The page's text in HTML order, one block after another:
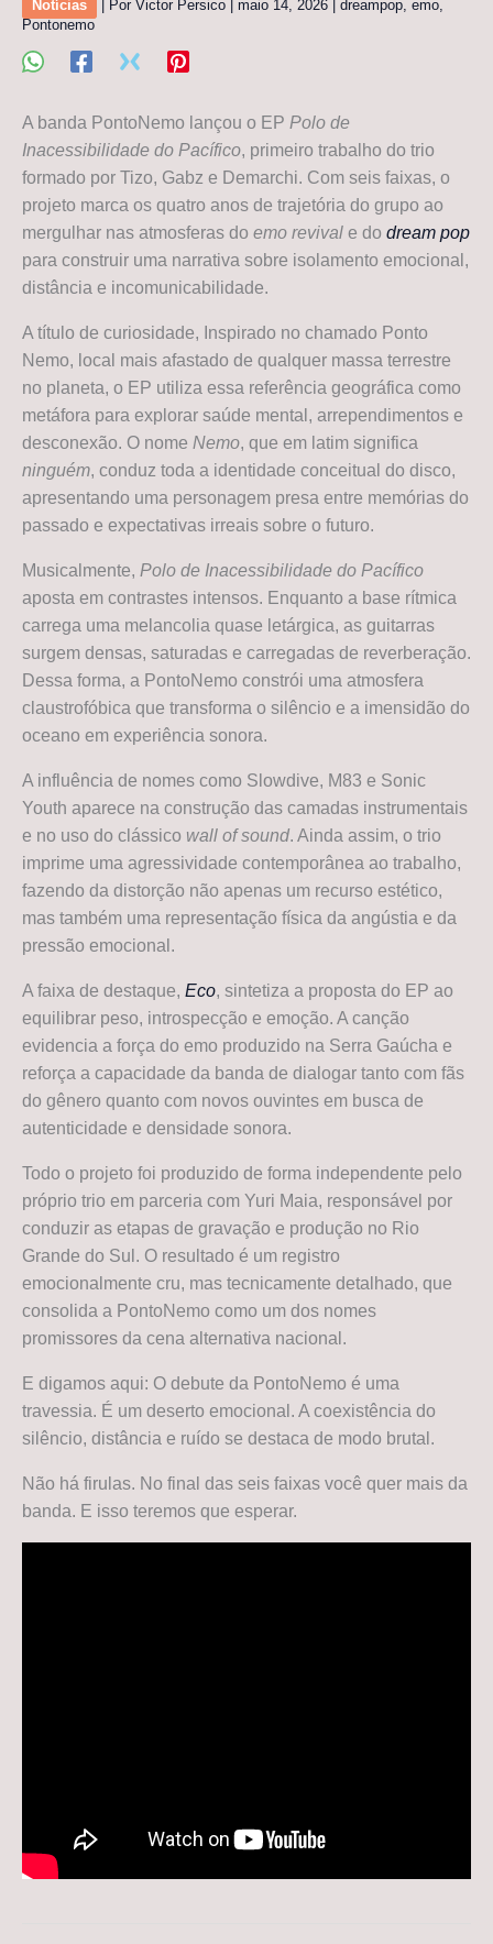
Notícias | Por Victor Persico maio 14, 2026 dreampop, emo,
Pontonemo
A banda PontoNemo lançou o EP Polo de
Inacessibilidade do Pacífico, primeiro trabalho do trio
formado por Tizo, Gabz e Demarchi. Com seis faixas, o
projeto marca os quatro anos de trajetória do grupo ao
mergulhar nas atmosferas do emo revival e do dream pop
para construir uma narrativa sobre isolamento emocional,
distância e incomunicabilidade.
A título de curiosidade, Inspirado no chamado Ponto
Nemo, local mais afastado de qualquer massa terrestre
no planeta, o EP utiliza essa referência geográfica como
metáfora para explorar saúde mental, arrependimentos e
desconexão. O nome Nemo, que em latim significa
ninguém, conduz toda a identidade conceitual do disco,
apresentando uma personagem presa entre memórias do
passado e expectativas irreais sobre o futuro.
Musicalmente, Polo de Inacessibilidade do Pacífico
aposta em contrastes intensos. Enquanto a base rítmica
carrega uma melancolia quase letárgica, as guitarras
surgem densas, saturadas e carregadas de reverberação.
Dessa forma, a PontoNemo constrói uma atmosfera
claustrofóbica que transforma o silêncio e a imensidão do
oceano em experiência sonora.
A influência de nomes como Slowdive, M83 e Sonic
Youth aparece na construção das camadas instrumentais
e no uso do clássico wall of sound. Ainda assim, o trio
imprime uma agressividade contemporânea ao trabalho,
fazendo da distorção não apenas um recurso estético,
mas também uma representação física da angústia e da
pressão emocional.
A faixa de destaque, Eco, sintetiza a proposta do EP ao
equilibrar peso, introspecção e emoção. A canção
evidencia a força do emo produzido na Serra Gaúcha e
reforça a capacidade da banda de dialogar tanto com fãs
do gênero quanto com novos ouvintes em busca de
autenticidade e densidade sonora.
Todo o projeto foi produzido de forma independente pelo
próprio trio em parceria com Yuri Maia, responsável por
conduzir as etapas de gravação e produção no Rio
Grande do Sul. O resultado é um registro
emocionalmente cru, mas tecnicamente detalhado, que
consolida a PontoNemo como um dos nomes
promissores da cena alternativa nacional.
E digamos aqui: O debute da PontoNemo é uma
travessia. É um deserto emocional. A coexistência do
silêncio, distância e ruído se destaca de modo brutal.
Não há firulas. No final das seis faixas você quer mais da
banda. E isso teremos que esperar.